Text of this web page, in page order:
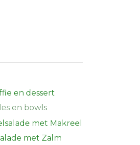
en dessert
en bowls
met Makreel
met Zalm